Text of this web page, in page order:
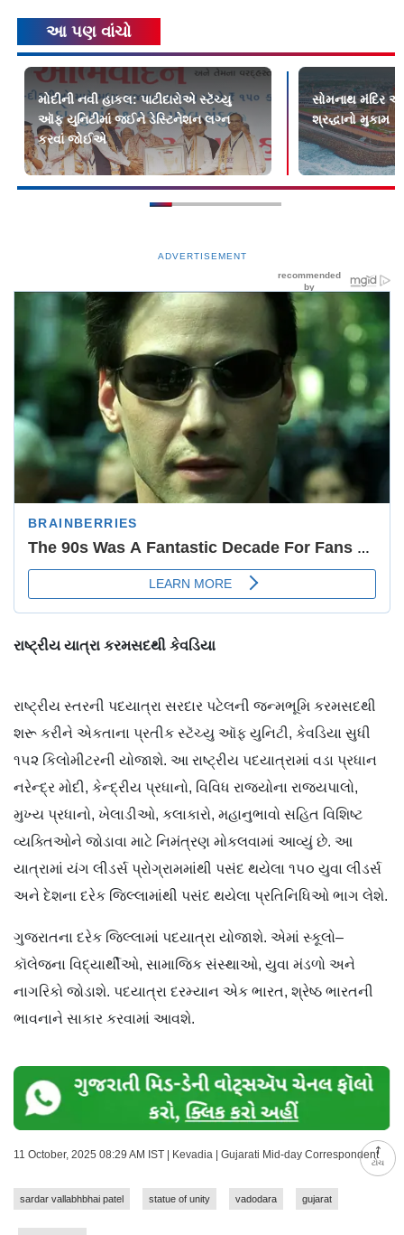
ટોચ
આ પણ વાંચો
મોદીની નવી હાકલ: પાટીદારોએ સ્ટૅચ્યુ
ઑફ યુનિટીમાં જઈને ડેસ્ટિનેશન લગ્ન
કરવાં જોઈએ
સોમનાથ મંદિર
શ્રદ્ધાનો મુકામ
ADVERTISEMENT
રાષ્ટ્રીય યાત્રા કરમસદથી કેવડિયા
રાષ્ટ્રીય સ્તરની પદયાત્રા સરદાર પટેલની જન્મભૂમિ કરમસદથી
શરૂ કરીને એકતાના પ્રતીક સ્ટૅચ્યુ ઑફ યુનિટી, કેવડિયા સુધી
૧૫૨ કિલોમીટરની યોજાશે. આ રાષ્ટ્રીય પદયાત્રામાં વડા પ્રધાન
નરેન્દ્ર મોદી, કેન્દ્રીય પ્રધાનો, વિવિધ રાજ્યોના રાજ્યપાલો,
મુખ્ય પ્રધાનો, ખેલાડીઓ, કલાકારો, મહાનુભાવો સહિત વિશિષ્ટ
વ્યક્તિઓને જોડાવા માટે નિમંત્રણ મોકલવામાં આવ્યું છે. આ
યાત્રામાં યંગ લીડર્સ પ્રોગ્રામમાંથી પસંદ થયેલા ૧૫૦ યુવા લીડર્સ
અને દેશના દરેક જિલ્લામાંથી પસંદ થયેલા પ્રતિનિધિઓ ભાગ લેશે.
ગુજરાતના દરેક જિલ્લામાં પદયાત્રા યોજાશે. એમાં સ્કૂલો–
કૉલેજના વિદ્યાર્થીઓ, સામાજિક સંસ્થાઓ, યુવા મંડળો અને
નાગરિકો જોડાશે. પદયાત્રા દરમ્યાન એક ભારત, શ્રેષ્ઠ ભારતની
ભાવનાને સાકાર કરવામાં આવશે.
11 October, 2025 08:29 AM IST | Kevadia | Gujarati Mid-day Correspondent
sardar vallabhbhai patel statue of unity vadodara gujarat